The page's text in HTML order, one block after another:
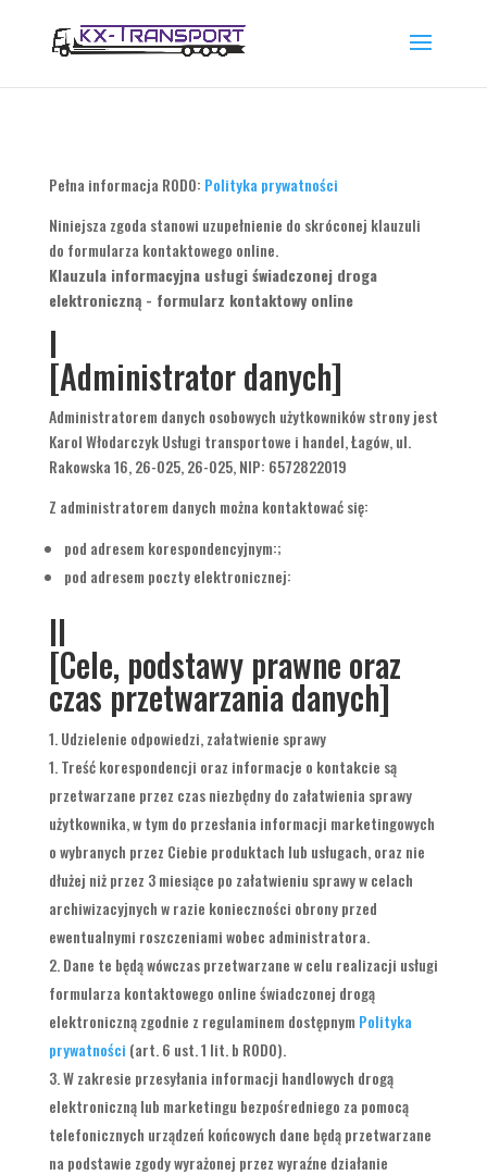
Pełna informacja RODO: Polityka prywatności
Niniejsza zgoda stanowi uzupełnienie do skróconej klauzuli
do formularza kontaktowego online.
Klauzula informacyjna usługi świadczonej droga
elektroniczną - formularz kontaktowy online
I
[Administrator danych]
Administratorem danych osobowych użytkowników strony jest
Karol Włodarczyk Usługi transportowe i handel, Łagów, ul.
Rakowska 16, 26-025, 26-025, NIP: 6572822019
Z administratorem danych można kontaktować się:
pod adresem korespondencyjnym:;
pod adresem poczty elektronicznej:
II
[Cele, podstawy prawne oraz
czas przetwarzania danych]
Udzielenie odpowiedzi, załatwienie sprawy
Treść korespondencji oraz informacje o kontakcie są
przetwarzane przez czas niezbędny do załatwienia sprawy
użytkownika, w tym do przesłania informacji marketingowych
o wybranych przez Ciebie produktach lub usługach, oraz nie
dłużej niż przez 3 miesiące po załatwieniu sprawy w celach
archiwizacyjnych w razie konieczności obrony przed
ewentualnymi roszczeniami wobec administratora.
Dane te będą wówczas przetwarzane w celu realizacji usługi
formularza kontaktowego online świadczonej drogą
elektroniczną zgodnie z regulaminem dostępnym Polityka
prywatności (art. 6 ust. 1 lit. b RODO).
W zakresie przesyłania informacji handlowych drogą
elektroniczną lub marketingu bezpośredniego za pomocą
telefonicznych urządzeń końcowych dane będą przetwarzane
na podstawie zgody wyrażonej przez wyraźne działanie